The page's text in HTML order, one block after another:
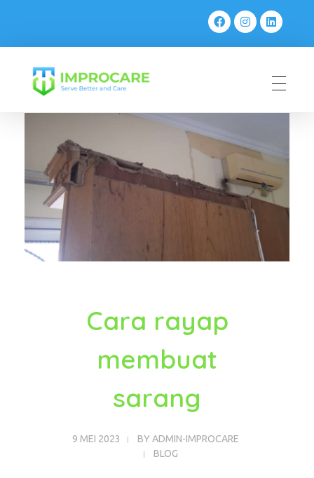
Cara rayap
membuat
sarang
9 MEI 2023 BY ADMIN-IMPROCARE
BLOG